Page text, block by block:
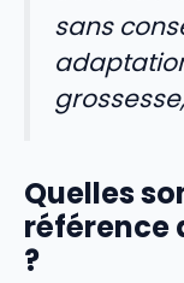
sans
Quelles
référence
?